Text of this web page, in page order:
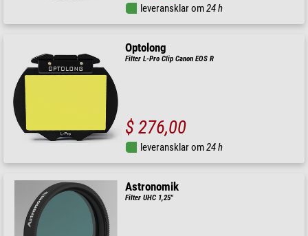
leveransklar om24 h
Optolong
Filter L-Pro Clip Canon EOS R
$ 276,00
leveransklar om24 h
Astronomik
Filter UHC 1,25"